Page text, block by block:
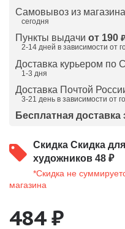
Самовывоз из магазина
сегодня
Пункты выдачи от 190 ₽
2-14 дней в зависимости от
Доставка курьером по
1-3 дня
Доставка Почтой
3-21 день в зависимости от
Бесплатная доставка
Скидка Скидка
художников 48 ₽
*Скидка не
магазина
484 ₽